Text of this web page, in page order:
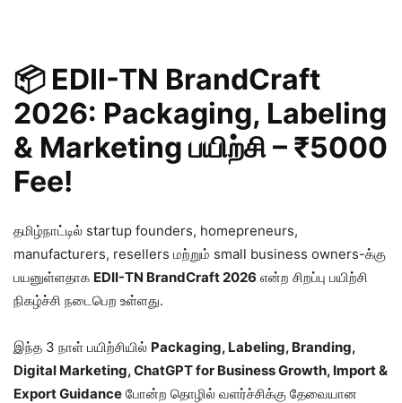
📦 EDII-TN BrandCraft
2026: Packaging, Labeling
& Marketing பயிற்சி – ₹5000
Fee!
தமிழ்நாட்டில் startup founders, homepreneurs,
manufacturers, resellers மற்றும் small business owners-க்கு
பயனுள்ளதாக EDII-TN BrandCraft 2026 என்ற சிறப்பு பயிற்சி
நிகழ்ச்சி நடைபெற உள்ளது.
இந்த 3 நாள் பயிற்சியில் Packaging, Labeling, Branding,
Digital Marketing, ChatGPT for Business Growth, Import &
Export Guidance போன்ற தொழில் வளர்ச்சிக்கு தேவையான